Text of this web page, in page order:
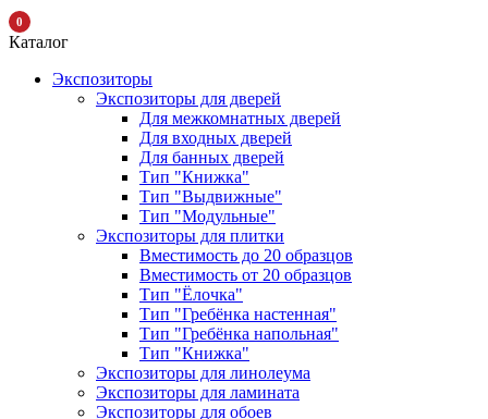
0
Каталог
Экспозиторы
Экспозиторы для дверей
Для межкомнатных дверей
Для входных дверей
Для банных дверей
Тип "Книжка"
Тип "Выдвижные"
Тип "Модульные"
Экспозиторы для плитки
Вместимость до 20 образцов
Вместимость от 20 образцов
Тип "Ёлочка"
Тип "Гребёнка настенная"
Тип "Гребёнка напольная"
Тип "Книжка"
Экспозиторы для линолеума
Экспозиторы для ламината
Экспозиторы для обоев